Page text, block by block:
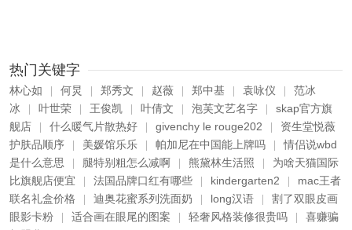
热门关键字
林心如 何炅 郑秀文 赵薇 郑中基 袁咏仪
范冰
冰
叶世荣 王俊凯 叶倩文 泡芙文艺名字
skap官方旗
舰店
什么暖气片散热好 givenchy le rouge202
资生堂悦薇
护肤品顺序
美媛馆乐乐 帕加尼在中国能上牌吗
情侣说wbd
是什么意思
腿特别粗怎么减啊 熊黛林生活照
为啥天猫国际
比旗舰店便宜
法国品牌口红有哪些 kindergarten2
mac王者
联名礼盒价格
迪奥花蜜系列洗面奶 long汉语
割了双眼皮画
眼影卡粉
适合画在眼尾的图案 轻奢风格装修很贵吗
喜赚骗